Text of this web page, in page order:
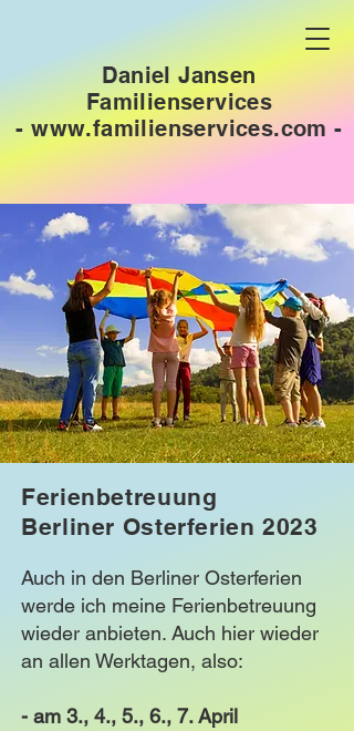
Daniel Jansen
Familienservices
-www.familienservices.com -
Ferienbetreuung
Berliner Osterferien 2023
Auch in den Berliner Osterferien
werde ich meine Ferienbetreuung
wieder anbieten. Auch hier wieder
an allen Werktagen, also:
- am 3., 4., 5., 6., 7. April